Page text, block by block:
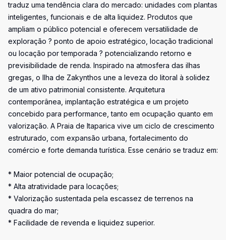
traduz uma tendência clara do mercado: unidades com plantas
inteligentes, funcionais e de alta liquidez. Produtos que
ampliam o público potencial e oferecem versatilidade de
exploração ? ponto de apoio estratégico, locação tradicional
ou locação por temporada ? potencializando retorno e
previsibilidade de renda. Inspirado na atmosfera das ilhas
gregas, o Ilha de Zakynthos une a leveza do litoral à solidez
de um ativo patrimonial consistente. Arquitetura
contemporânea, implantação estratégica e um projeto
concebido para performance, tanto em ocupação quanto em
valorização. A Praia de Itaparica vive um ciclo de crescimento
estruturado, com expansão urbana, fortalecimento do
comércio e forte demanda turística. Esse cenário se traduz em:
* Maior potencial de ocupação;
* Alta atratividade para locações;
* Valorização sustentada pela escassez de terrenos na
quadra do mar;
* Facilidade de revenda e liquidez superior.